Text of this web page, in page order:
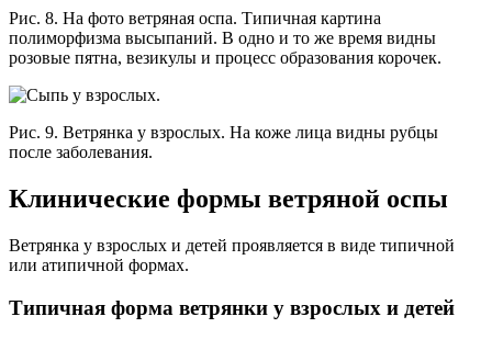
Рис. 8. На фото ветряная оспа. Типичная картина
полиморфизма высыпаний. В одно и то же время видны
розовые пятна, везикулы и процесс образования корочек.
Рис. 9. Ветрянка у взрослых. На коже лица видны рубцы
после заболевания.
Клинические формы ветряной оспы
Ветрянка у взрослых и детей проявляется в виде типичной
или атипичной формах.
Типичная форма ветрянки у взрослых и детей